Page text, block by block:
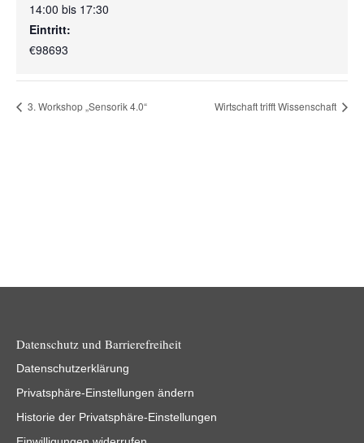
14:00 bis 17:30
Eintritt:
€98693
3. Workshop „Sensorik 4.0“ Wirtschaft trifft Wissenschaft
Datenschutz und Barrierefreiheit
Datenschutzerklärung
Privatsphäre-Einstellungen ändern
Historie der Privatsphäre-Einstellungen